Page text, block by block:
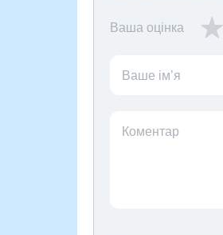
Ваша оцінка
Ваше ім’я
Коментар